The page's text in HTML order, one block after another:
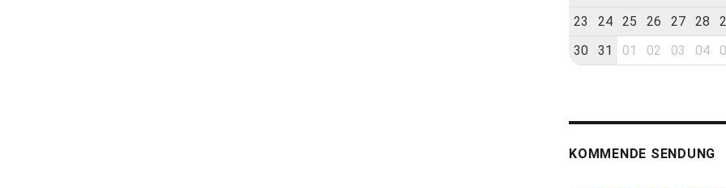
23
24 25 26 27 28
30
31 01 02 03 04
KOMMENDE SENDUNG